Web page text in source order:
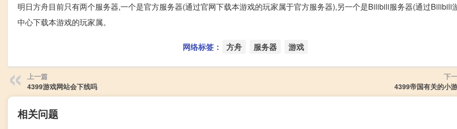
明日方舟目前只有两个服务器,一个是官方服务器(通过官网下载本游戏的玩家属于官方服务器),另一个是Bilibili服务器(通过Bilibili
中心下载本游戏的玩家属。
网络标签： 方舟 服务器 游戏
上一篇
4399游戏网站会下线吗
下
4399帝国有关的小
相关问题